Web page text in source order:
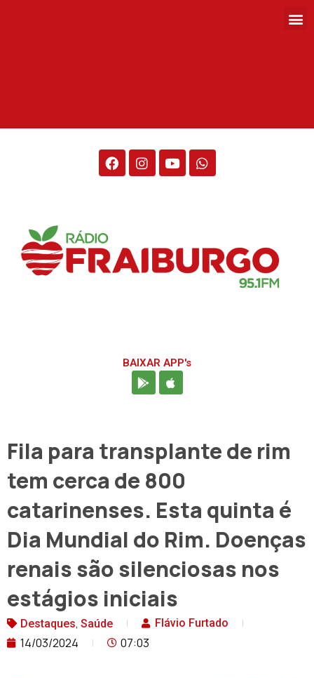
BAIXAR APP's
Fila para transplante de rim
tem cerca de 800
catarinenses. Esta quinta é
Dia Mundial do Rim. Doenças
renais são silenciosas nos
estágios iniciais
Destaques, Saúde Flávio Furtado
14/03/2024 07:03